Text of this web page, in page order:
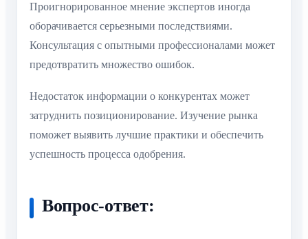
Проигнорированное мнение экспертов иногда
оборачивается серьезными последствиями.
Консультация с опытными профессионалами может
предотвратить множество ошибок.
Недостаток информации о конкурентах может
затруднить позиционирование. Изучение рынка
поможет выявить лучшие практики и обеспечить
успешность процесса одобрения.
Вопрос-ответ: